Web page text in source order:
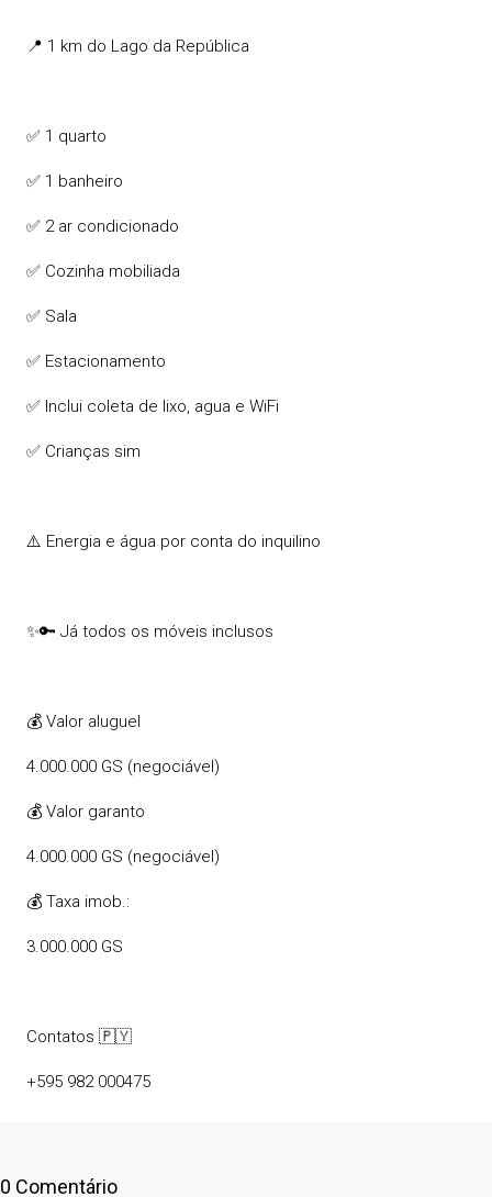
📍 1 km do Lago da República
✅ 1 quarto
✅ 1 banheiro
✅ 2 ar condicionado
✅ Cozinha mobiliada
✅ Sala
✅ Estacionamento
✅ Inclui coleta de lixo, agua e WiFi
✅ Crianças sim
⚠️ Energia e água por conta do inquilino
✨🔑 Já todos os móveis inclusos
💰 Valor aluguel
4.000.000 GS (negociável)
💰 Valor garanto
4.000.000 GS (negociável)
💰 Taxa imob.:
3.000.000 GS
Contatos 🇵🇾
+595 982 000475
0 Comentário